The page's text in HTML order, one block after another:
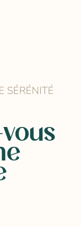
SÉRÉNITÉ